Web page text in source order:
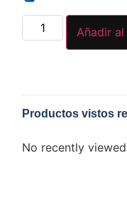
Añadir
Productos vistos
No recently